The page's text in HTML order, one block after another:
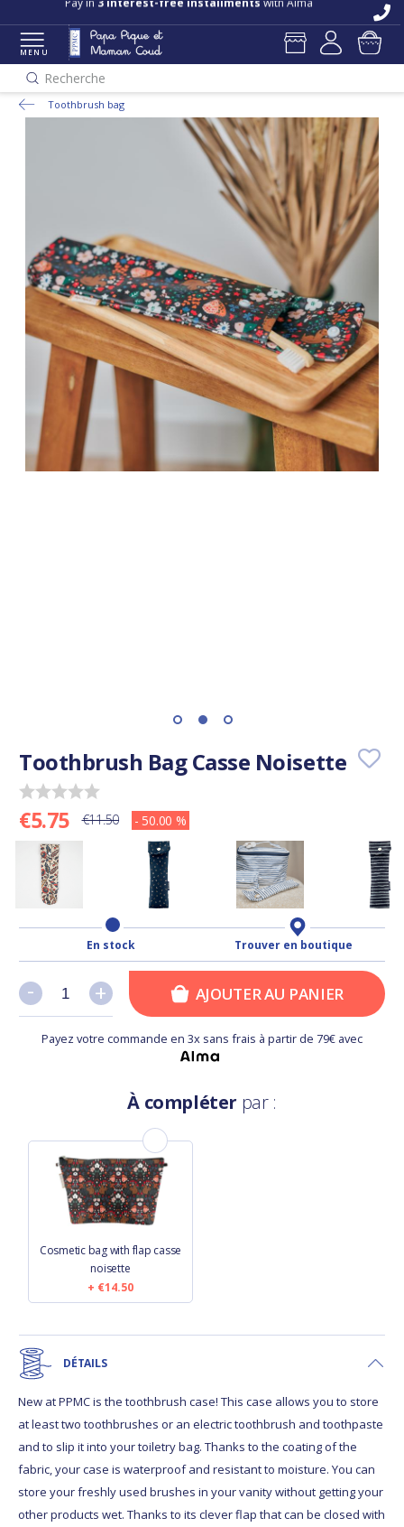
Pay in 3 interest-free installments with Alma
MENU
Recherche
Toothbrush bag
Toothbrush Bag Casse Noisette
€5.75 €11.50 - 50.00 %
En stock Trouver en boutique
+
- +
- AJOUTER AU PANIER
Payez votre commande en 3x sans frais à partir de 79€ avec
À compléter par :
Cosmetic bag with flap casse
noisette
€14.50
DÉTAILS
New at PPMC is the toothbrush case! This case allows you to store
at least two toothbrushes or an electric toothbrush and toothpaste
and to slip it into your toiletry bag. Thanks to the coating of the
fabric, your case is waterproof and resistant to moisture. You can
store your freshly used brushes in your vanity without getting your
other products wet. Thanks to its clever flap that can be closed with